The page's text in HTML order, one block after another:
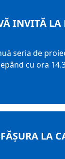
INVITĂ LA
seria de
cu ora
LA